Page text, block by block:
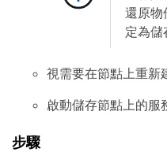
還原物
定為儲
視需要在節點上重新
啟動儲存節點上的服
步驟